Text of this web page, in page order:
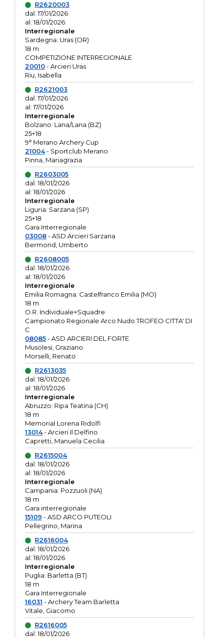
R2620003
dal: 17/01/2026
al: 18/01/2026
Interregionale
Sardegna: Uras (OR)
18 m
COMPETIZIONE INTERREGIONALE
20010- Arcieri Uras
Riu, Isabella
R2621003
dal: 17/01/2026
al: 17/01/2026
Interregionale
Bolzano: Lana/Lana (BZ)
25+18
9° Merano Archery Cup
21004- Sportclub Merano
Pinna, Mariagrazia
R2603005
dal: 18/01/2026
al: 18/01/2026
Interregionale
Liguria: Sarzana (SP)
25+18
Gara Interregionale
03008- ASD Arcieri Sarzana
Bermond, Umberto
R2608005
dal: 18/01/2026
al: 18/01/2026
Interregionale
Emilia Romagna: Castelfranco Emilia (MO)
18 m
O.R. Individuale+Squadre
Campionato Regionale Arco Nudo TROFEO CITTA' DI
C
08085- ASD ARCIERI DEL FORTE
Musolesi, Graziano
Morselli, Renato
R2613035
dal: 18/01/2026
al: 18/01/2026
Interregionale
Abruzzo: Ripa Teatina (CH)
18 m
Memorial Lorena Ridolfi
13014- Arcieri Il Delfino
Capretti, Manuela Cecilia
R2615004
dal: 18/01/2026
al: 18/01/2026
Interregionale
Campania: Pozzuoli (NA)
18 m
Gara interregionale
15109 - ASD ARCO PUTEOLI
Pellegrino, Marina
R2616004
dal: 18/01/2026
al: 18/01/2026
Interregionale
Puglia: Barletta (BT)
18 m
Gara Interregionale
16031 - Archery Team Barletta
Vitale, Giacomo
R2616005
dal: 18/01/2026